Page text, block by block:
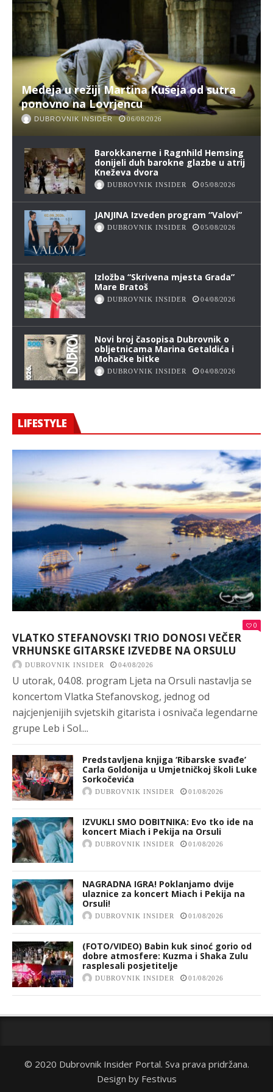
Medeja u režiji Martina Kušeja od sutra
ponovno na Lovrjencu
DUBROVNIK INSIDER 06/08/2026
Barokkanerne i Ragnhild Hemsing
donijeli duh barokne glazbe u atrij
Kneževa dvora
DUBROVNIK INSIDER 05/08/2026
JANJINA Izveden program “Valovi”
DUBROVNIK INSIDER 05/08/2026
Izložba “Skrivena mjesta Grada”
Mare Bratoš
DUBROVNIK INSIDER 04/08/2026
Novi broj časopisa Dubrovnik o
obljetnicama Marina Getaldića i
Mohačke bitke
DUBROVNIK INSIDER 04/08/2026
LIFESTYLE
0
VLATKO STEFANOVSKI TRIO DONOSI VEČER
VRHUNSKE GITARSKE IZVEDBE NA ORSULU
DUBROVNIK INSIDER 04/08/2026
U utorak, 04.08. program Ljeta na Orsuli nastavlja se
koncertom Vlatka Stefanovskog, jednog od
najcjenjenijih svjetskih gitarista i osnivača legendarne
grupe Leb i Sol....
Predstavljena knjiga ‘Ribarske svađe’
Carla Goldonija u Umjetničkoj školi Luke
Sorkočevića
DUBROVNIK INSIDER 01/08/2026
IZVUKLI SMO DOBITNIKA: Evo tko ide na
koncert Miach i Pekija na Orsuli
DUBROVNIK INSIDER 01/08/2026
NAGRADNA IGRA! Poklanjamo dvije
ulaznice za koncert Miach i Pekija na
Orsuli!
DUBROVNIK INSIDER 01/08/2026
(FOTO/VIDEO) Babin kuk sinoć gorio od
dobre atmosfere: Kuzma i Shaka Zulu
rasplesali posjetitelje
DUBROVNIK INSIDER 01/08/2026
© 2020 Dubrovnik Insider Portal. Sva prava pridržana.
Design by Festivus